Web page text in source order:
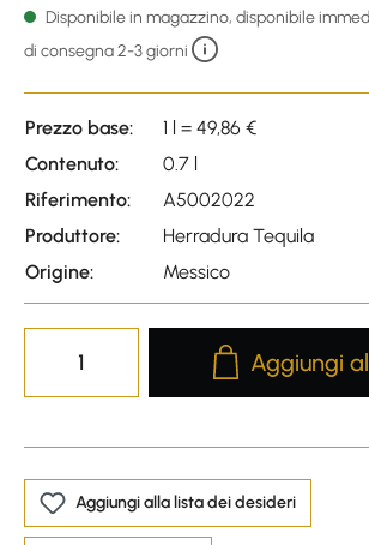
Disponibile in magazzino, disponibile
di consegna 2-3 giorni
Prezzo base:
1 l = 49,86 €
Contenuto:
0.7 l
Riferimento:
A5002022
Produttore:
Herradura Tequila
Origine:
Messico
Product Quantity:
Aggiungi
Aggiungi alla lista dei desideri